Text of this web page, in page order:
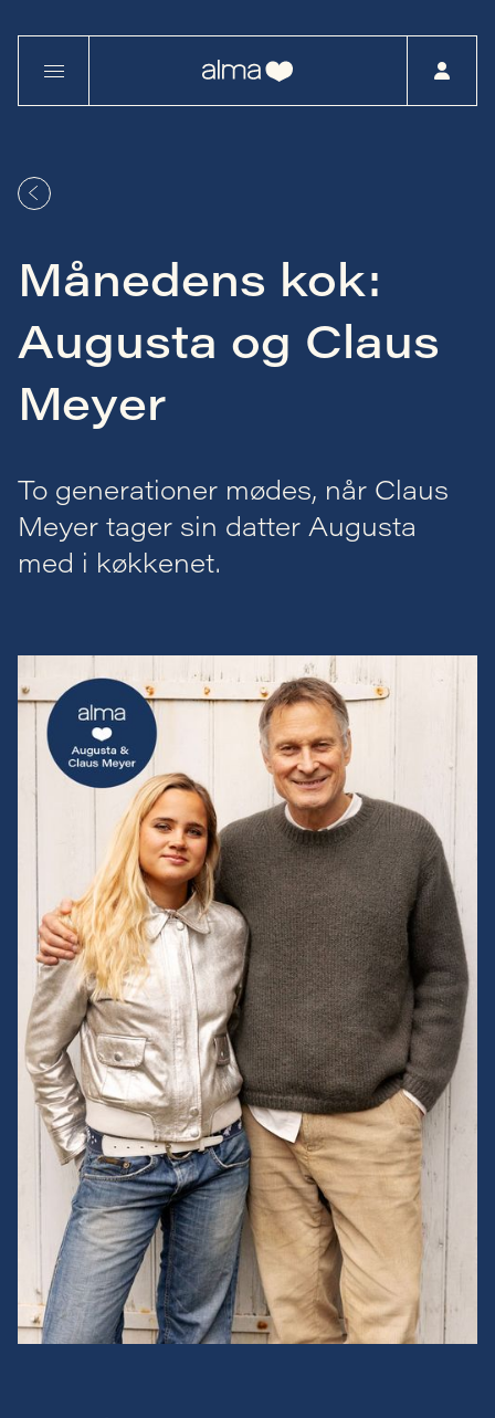
Månedens kok:
Augusta og Claus
Meyer
To generationer mødes, når Claus
Meyer tager sin datter Augusta
med i køkkenet.